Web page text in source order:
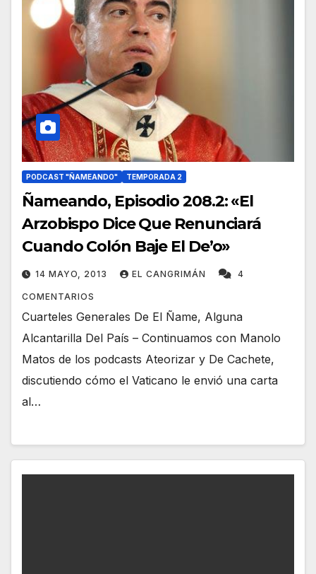
PODCAST "ÑAMEANDO" TEMPORADA 2
Ñameando, Episodio 208.2: «El
Arzobispo Dice Que Renunciará
Cuando Colón Baje El De’o»
14 MAYO, 2013 EL CANGRIMÁN 4
COMENTARIOS
Cuarteles Generales De El Ñame, Alguna
Alcantarilla Del País – Continuamos con Manolo
Matos de los podcasts Ateorizar y De Cachete,
discutiendo cómo el Vaticano le envió una carta
al…